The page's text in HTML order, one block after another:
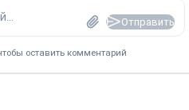
Отправить
оставить комментарий